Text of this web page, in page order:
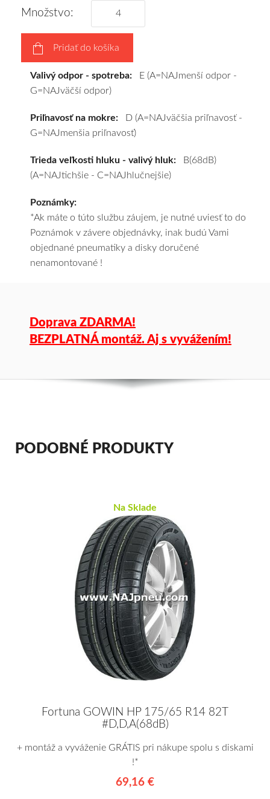
a
pošleme
zadarmo.
Množstvo:
Pridať do košíka
Valivý odpor - spotreba: E (A=NAJmenší odpor -
G=NAJväčší odpor)
Priľnavosť na mokre: D (A=NAJväčšia priľnavosť -
G=NAJmenšia priľnavosť)
Trieda veľkosti hluku - valivý hluk: B(68dB)
(A=NAJtichšie - C=NAJhlučnejšie)
Poznámky:
*Ak máte o túto službu záujem, je nutné uviesť to do
Poznámok v závere objednávky, inak budú Vami
objednané pneumatiky a disky doručené
nenamontované !
Doprava ZDARMA!
BEZPLATNÁ montáž. Aj s vyvážením!
PODOBNÉ PRODUKTY
Na Sklade
Fortuna GOWIN HP 175/65 R14 82T
#D,D,A(68dB)
+ montáž a vyváženie GRÁTIS pri nákupe spolu s diskami
!*
69,16 €